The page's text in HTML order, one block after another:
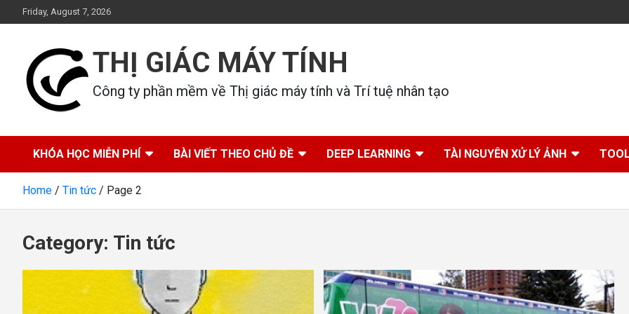
to
Friday, August 7, 2026
THỊ GIÁC MÁY TÍNH
Công ty phần mềm về Thị giác máy tính và Trí tuệ nhân tạo
KHÓA HỌC MIỄN PHÍ BÀI VIẾT THEO CHỦ ĐỀ DEEP LEARNING TÀI NGUYÊN XỬ LÝ ẢNH
Home Tin tức Page 2
Category: Tin tức